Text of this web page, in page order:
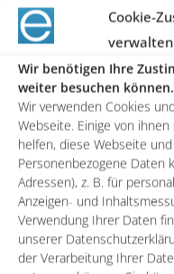
Cookie-
verwalten
Wir benötigen Ihre
weiter besuchen können.
Wir verwenden Cookies
Webseite. Einige von
helfen, diese Webseite
Personenbezogene Daten
Adressen), z. B. für
Anzeigen- und
Verwendung Ihrer Daten
unserer
der Verarbeitung Ihrer
Dank Certinia (Financial
Vertrieb, Professional
alle wichtigen
CPQ
Mit der Configure
haben Sie die
ständig änderndes
definieren. Die
Ermittlung von